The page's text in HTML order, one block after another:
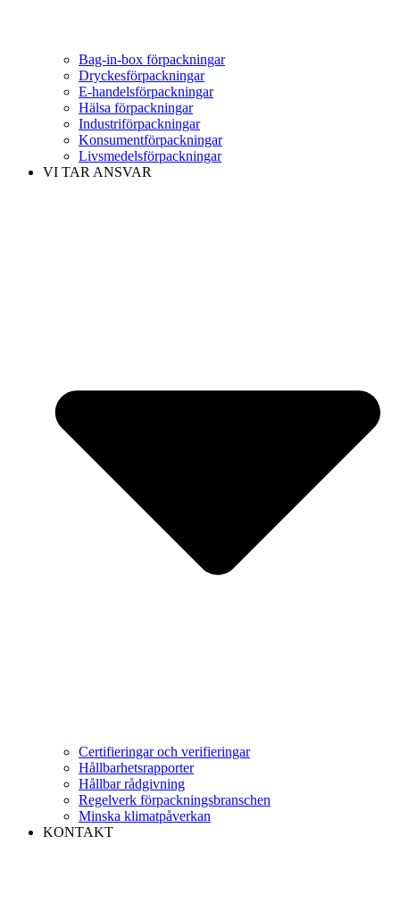
Bag-in-box förpackningar
Dryckesförpackningar
E-handelsförpackningar
Hälsa förpackningar
Industriförpackningar
Konsumentförpackningar
Livsmedelsförpackningar
VI TAR ANSVAR
Certifieringar och verifieringar
Hållbarhetsrapporter
Hållbar rådgivning
Regelverk förpackningsbranschen
Minska klimatpåverkan
KONTAKT